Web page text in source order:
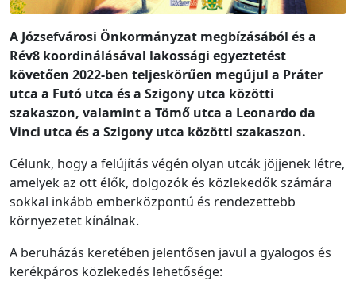
A Józsefvárosi Önkormányzat megbízásából és a
Rév8 koordinálásával lakossági egyeztetést
követően 2022-ben teljeskörűen megújul a Práter
utca a Futó utca és a Szigony utca közötti
szakaszon, valamint a Tömő utca a Leonardo da
Vinci utca és a Szigony utca közötti szakaszon.
Célunk, hogy a felújítás végén olyan utcák jöjjenek létre,
amelyek az ott élők, dolgozók és közlekedők számára
sokkal inkább emberközpontú és rendezettebb
környezetet kínálnak.
A beruházás keretében jelentősen javul a gyalogos és
kerékpáros közlekedés lehetősége: